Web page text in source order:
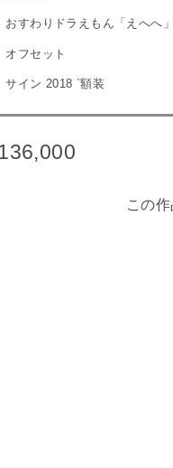
おすわりドラえもん「えへへ」
オフセット
サイン 2018 `額装
この